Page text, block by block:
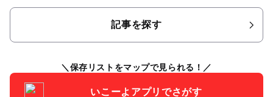
記事を探す
保存リストをマップで見られる！
いこーよアプリでさがす